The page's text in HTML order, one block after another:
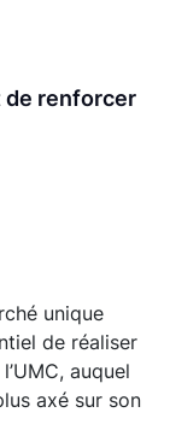
de renforcer
unique
de réaliser
auquel
axé sur son